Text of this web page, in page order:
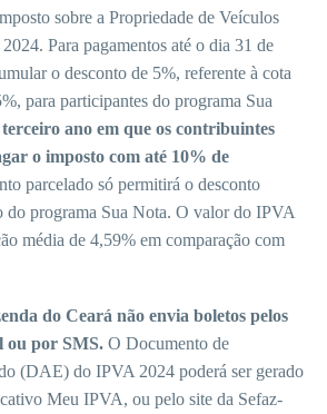
sobre a Propriedade de Veículos
Para pagamentos até o dia 31 de
o desconto de 5%, referente à cota
para participantes do programa Sua
ano em que os contribuintes
o imposto com até 10% de
parcelado só permitirá o desconto
do programa Sua Nota. O valor do IPVA
média de 4,59% em comparação com
do Ceará não envia boletos pelos
ou por SMS. O Documento de
(DAE) do IPVA 2024 poderá ser gerado
Meu IPVA, ou pelo site da Sefaz-